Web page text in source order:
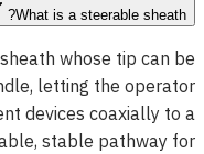
What is a steerable sheath?
whose tip can be
letting the operator
devices coaxially to a
stable pathway for